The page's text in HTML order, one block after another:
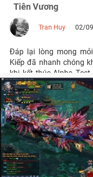
Tiên Vương
Tran Huy 02/
Đáp lại lòng mong
Kiếp đã nhanh chóng
khi kết thúc Alpha
thế giới Tây Du
vững mạnh xưng bá